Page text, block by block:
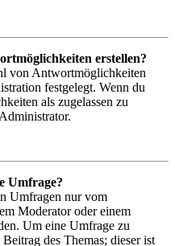
erstellen?
von Antwortmöglichkeiten
festgelegt. Wenn du
als zugelassen zu
Umfrage?
Umfragen nur vom
Moderator oder einem
Um eine Umfrage zu
des Themas; dieser ist